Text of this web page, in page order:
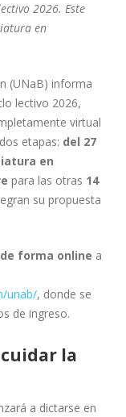
2026. Este
en
(UNaB) informa
lectivo 2026,
virtual
etapas: del 27
en
para las otras 14
su propuesta
de forma online a
unab/, donde se
de ingreso.
la
a dictarse en